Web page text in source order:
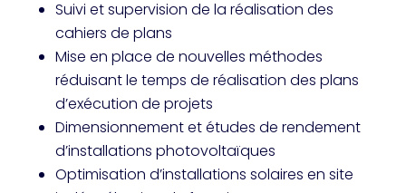
Suivi et supervision de la réalisation des
cahiers de plans
Mise en place de nouvelles méthodes
réduisant le temps de réalisation des plans
d’exécution de projets
Dimensionnement et études de rendement
d’installations photovoltaïques
Optimisation d’installations solaires en site